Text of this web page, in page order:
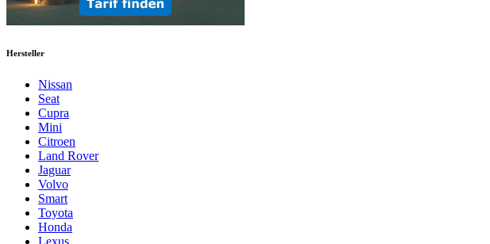
Hersteller
Nissan
Seat
Cupra
Mini
Citroen
Land Rover
Jaguar
Volvo
Smart
Toyota
Honda
Lexus